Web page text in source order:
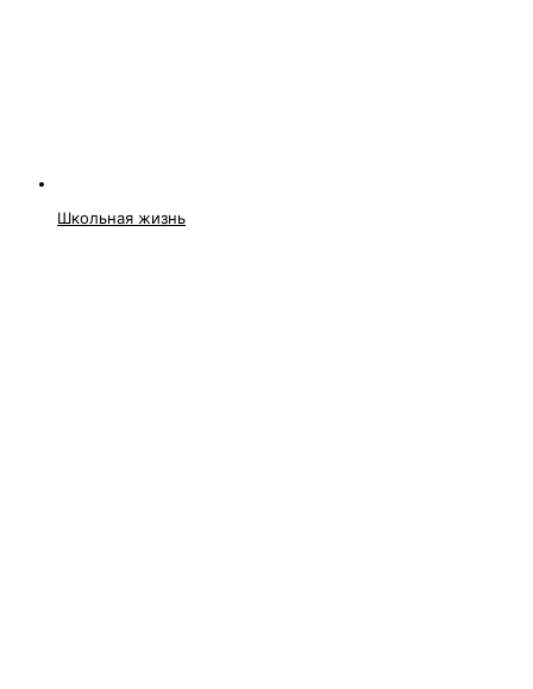
Школьная жизнь